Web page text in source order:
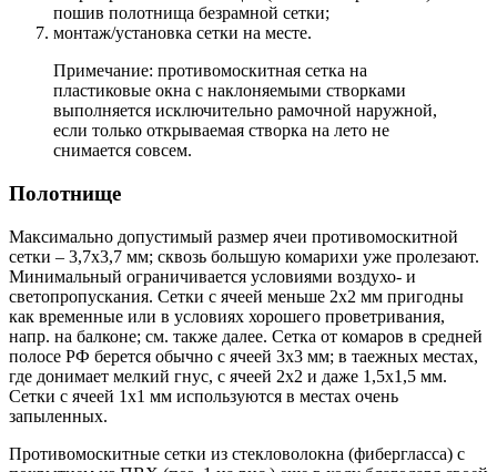
пошив полотнища безрамной сетки;
монтаж/установка сетки на месте.
Примечание: противомоскитная сетка на
пластиковые окна с наклоняемыми створками
выполняется исключительно рамочной наружной,
если только открываемая створка на лето не
снимается совсем.
Полотнище
Максимально допустимый размер ячеи противомоскитной
сетки – 3,7х3,7 мм; сквозь большую комарихи уже пролезают.
Минимальный ограничивается условиями воздухо- и
светопропускания. Сетки с ячеей меньше 2х2 мм пригодны
как временные или в условиях хорошего проветривания,
напр. на балконе; см. также далее. Сетка от комаров в средней
полосе РФ берется обычно с ячеей 3х3 мм; в таежных местах,
где донимает мелкий гнус, с ячеей 2х2 и даже 1,5х1,5 мм.
Сетки с ячеей 1х1 мм используются в местах очень
запыленных.
Противомоскитные сетки из стекловолокна (фибергласса) с